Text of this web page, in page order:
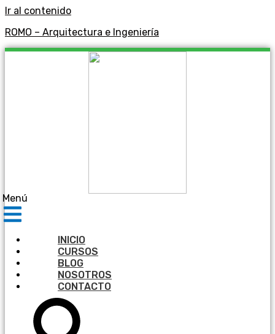
Ir al contenido
ROMO – Arquitectura e Ingeniería
Menú
INICIO
CURSOS
BLOG
NOSOTROS
CONTACTO